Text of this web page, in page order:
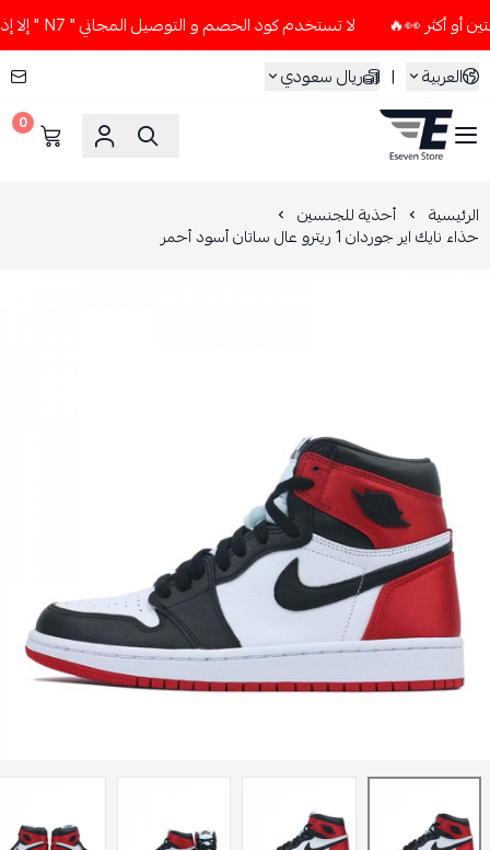
لا تستخدم كود الخصم و التوصيل المجاني " N7 " إلا إذا طلبت قطعتين أو أكثر 👀🔥
العربية
| ريال سعودي
ESEVEN STORE
0
الرئيسية أحذية للجنسين
حذاء نايك اير جوردان 1 ريترو عال ساتان أسود أحمر